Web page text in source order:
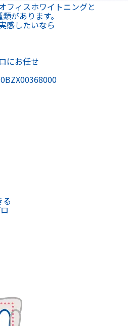
フィスホワイトニングと
があります。
感したいなら
にお任せ
る